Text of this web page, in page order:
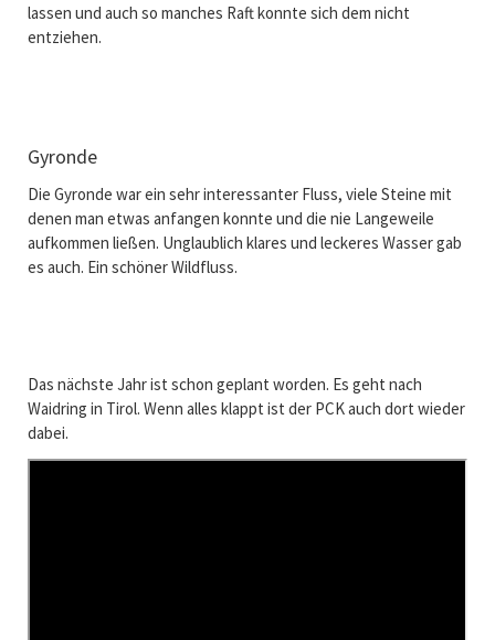
lassen und auch so manches Raft konnte sich dem nicht
entziehen.
Gyronde
Die Gyronde war ein sehr interessanter Fluss, viele Steine mit
denen man etwas anfangen konnte und die nie Langeweile
aufkommen ließen. Unglaublich klares und leckeres Wasser gab
es auch. Ein schöner Wildfluss.
Das nächste Jahr ist schon geplant worden. Es geht nach
Waidring in Tirol. Wenn alles klappt ist der PCK auch dort wieder
dabei.